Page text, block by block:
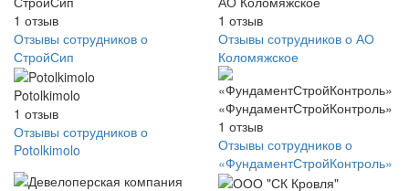
1 отзыв
Отзывы сотрудников о
СтройСип
1 отзыв
Отзывы сотрудников о АО
Коломяжское
Potolkimolo
1 отзыв
Отзывы сотрудников о
Potolkimolo
«ФундаментСтройКонтроль»
1 отзыв
Отзывы сотрудников о
«ФундаментСтройКонтроль»